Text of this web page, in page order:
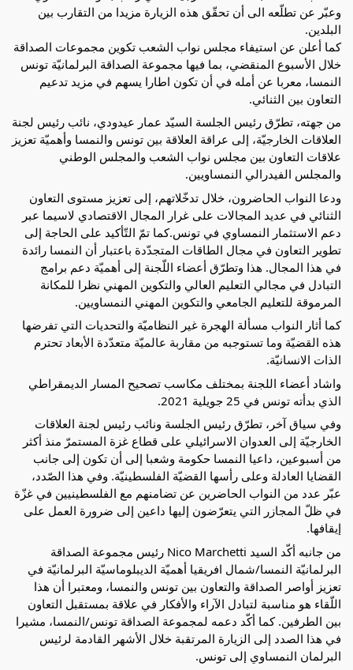
وعبّر عن تطلّعه الى أن تحقّق هذه الزيارة مزيدا من التقارب بين
البلدين.
كما أعلن عن استيفاء مجلس نواب الشعب تكوين مجموعات الصداقة
خلال الأسبوع المنقضي، بما فيها مجموعة الصداقة البرلمانيّة تونس
النمسا، معربا عن أمله في أن تكون اطارا يسهم في مزيد تدعيم
التعاون بين الثنائي.
من جهته، تطرّق رئيس الجلسة السيّد عمار عيدودي، نائب رئيس لجنة
العلاقات الخارجيّة، إلى عراقة العلاقة بين تونس والنمسا وأهميّة تعزيز
علاقات التعاون بين مجلس نواب الشعب والمجلس الوطني
والمجلس الفيدرالي النمساويين.
ودعا النواب الحاضرون، خلال تدخّلاتهم، إلى تعزيز مستوى التعاون
الثنائي في عديد المجالات على غرار المجال الاقتصادي لاسيما عبر
دعم الاستثمار النمساوي في تونس.كما تمّ التّأكيد على الحاجة إلى
تطوير التعاون في مجال الطاقات المتجدّدة باعتبار أن النمسا رائدة
في هذا المجال. هذا وتطرّق أعضاء اللّجنة إلى أهميّة دعم برامج
التبادل في مجالي التعليم العالي والتكوين المهني نظرا للمكانة
المرموقة للتعليم الجامعي والتكوين المهني النمساويين.
كما أثار النواب مسألة الهجرة غير النظاميّة والتحديات التي تفرضها
هذه القضيّة وما تستوجبه من مقاربة عالميّة متعدّدة الأبعاد تحترم
الذات الانسانيّة.
واشاد أعضاء اللجنة بمختلف مكاسب تصحيح المسار الديمقراطي
الذي بدأته تونس في 25 جويلية 2021.
وفي سياق آخر، تطرّق رئيس الجلسة ونائب رئيس لجنة العلاقات
الخارجيّة إلى العدوان الاسرائيلي على قطاع غزة المستمرّ منذ أكثر
من أسبوعين، داعيا النمسا حكومة وشعبا إلى أن تكون إلى جانب
القضايا العادلة وعلى رأسها القضيّة الفلسطينيّة. وفي هذا الصّدد،
عبّر عدد من النواب الحاضرين عن تضامنهم مع الفلسطينيين في غزّة
في ظلّ المجازر التي يتعرّضون إليها داعين إلى ضرورة العمل على
إيقافها.
من جانبه أكّد السيد Nico Marchetti رئيس مجموعة الصداقة
البرلمانيّة النمسا/شمال افريقيا أهميّة الديبلوماسيّة البرلمانيّة في
تعزيز أواصر الصداقة والتعاون بين تونس والنمسا، ومعتبرا أن هذا
اللّقاء هو مناسبة لتبادل الآراء والأفكار في علاقة بمستقبل التعاون
بين الطرفين. كما أكّد دعمه لمجموعة الصداقة تونس/النمسا، مشيرا
في هذا الصدد إلى الزيارة المرتقبة خلال الأشهر القادمة لرئيس
البرلمان النمساوي إلى تونس.